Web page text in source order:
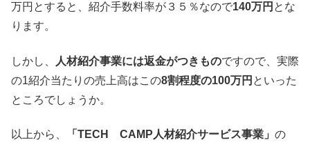
万円とすると、紹介手数料率が３５％なので140万円 とな
ります。
しかし、 人材紹介事業には返金がつきものですので、実際
の1紹介当たりの売上高はこの8割程度の100万円 といった
ところでしょうか。
以上から、 「TECH CAMP人材紹介サービス事業」 の